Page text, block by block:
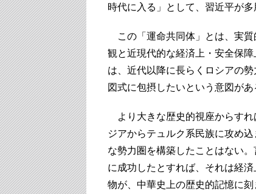
時代に入る」として、習近平が
この「運命共同体」とは、実質
観と近現代的な経済上・安全保
は、近代以降に長らくロシアの
図式に包摂したいという意図があ
より大きな歴史的視座からすれ
ジアからテュルク系民族に攻め
な勢力圏を構築したことはない
に成功したとすれば、それは経
物が、中華史上の歴史的記憶に刻